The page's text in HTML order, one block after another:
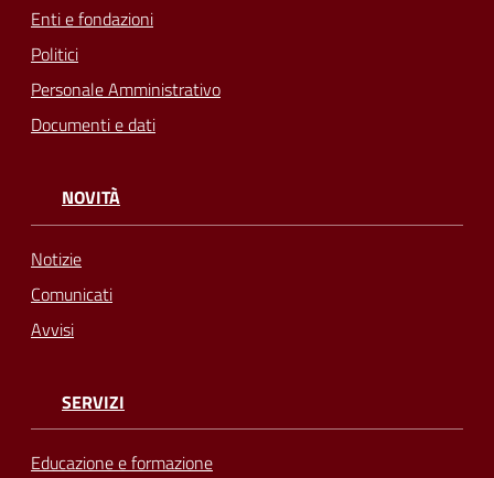
Enti e fondazioni
Politici
Personale Amministrativo
Documenti e dati
NOVITÀ
Notizie
Comunicati
Avvisi
SERVIZI
Educazione e formazione